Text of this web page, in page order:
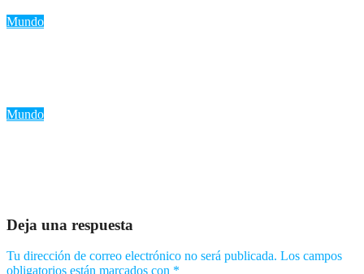
Mundo
Mundo
Deja una respuesta
Tu dirección de correo electrónico no será publicada. Los campos
obligatorios están marcados con *